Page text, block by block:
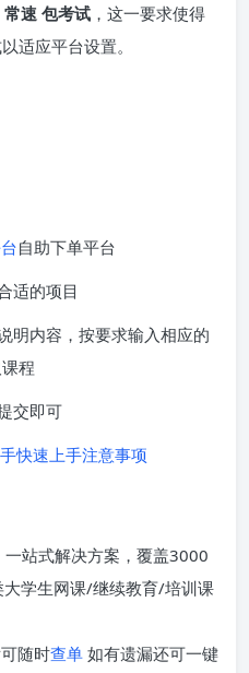
常速 包考试 ，这一要求使得
适应平台设置。
自助下单平台
适的项目
明内容，按要求输入相应的
程
交即可
快速上手注意事项
一站式解决方案，覆盖3000
学生网课/继续教育/培训课
随时查单 如有遗漏还可一键